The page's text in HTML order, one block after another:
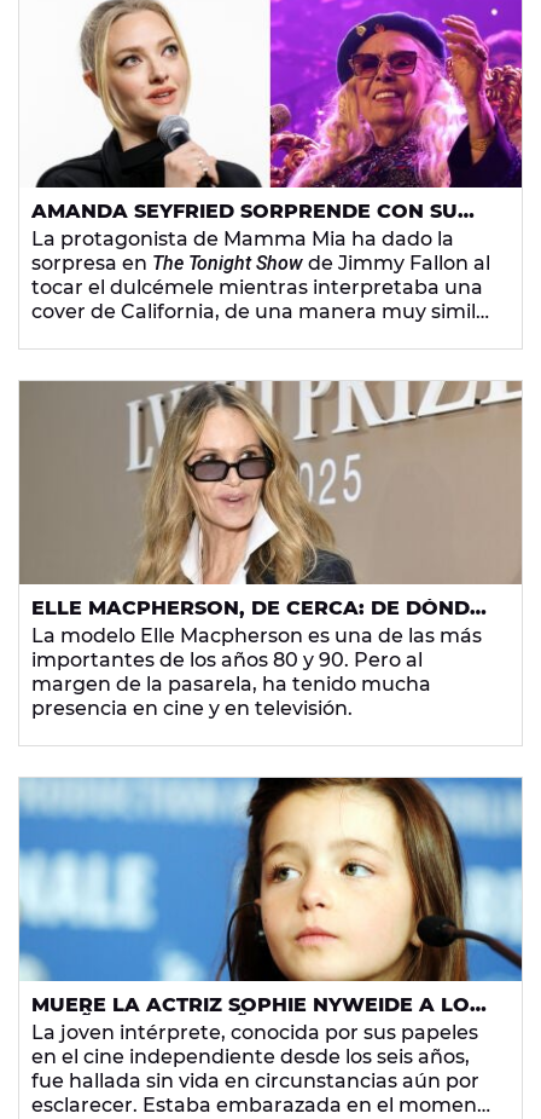
AMANDA SEYFRIED SORPRENDE CON SU
VIRTUOSISMO AL INTERPRETAR
'CALIFORNIA' DE JONI MITCHELL
La protagonista de Mamma Mia ha dado la
sorpresa en The Tonight Show de Jimmy Fallon al
tocar el dulcémele mientras interpretaba una
cover de California, de una manera muy similar
ELLE MACPHERSON, DE CERCA: DE DÓNDE
ES, SU CARRERA COMO MODELO Y SUS
PELÍCULAS Y SERIES MÁS CONOCIDAS
COMO ACTRIZ
La modelo Elle Macpherson es una de las más
importantes de los años 80 y 90. Pero al
margen de la pasarela, ha tenido mucha
presencia en cine y en televisión.
MUERE LA ACTRIZ SOPHIE NYWEIDE A LOS
24 AÑOS EN EXTRAÑAS CIRCUNSTANCIAS
La joven intérprete, conocida por sus papeles
en el cine independiente desde los seis años,
fue hallada sin vida en circunstancias aún por
esclarecer. Estaba embarazada en el momento